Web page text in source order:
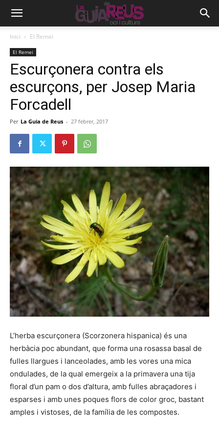
Inici El Remei
El Remei
Escurçonera contra els
escurçons, per Josep Maria
Forcadell
Per La Guia de Reus - 27 febrer, 2017
L’herba escurçonera (Scorzonera hispanica) és una
herbàcia poc abundant, que forma una rosassa basal de
fulles llargues i lanceolades, amb les vores una mica
ondulades, de la qual emergeix a la primavera una tija
floral d’un pam o dos d’altura, amb fulles abraçadores i
esparses i amb unes poques flors de color groc, bastant
amples i vistoses, de la família de les compostes.